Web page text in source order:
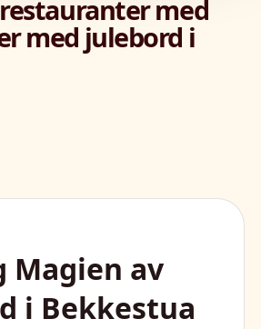
med
med julebord i
Magien av
i Bekkestua